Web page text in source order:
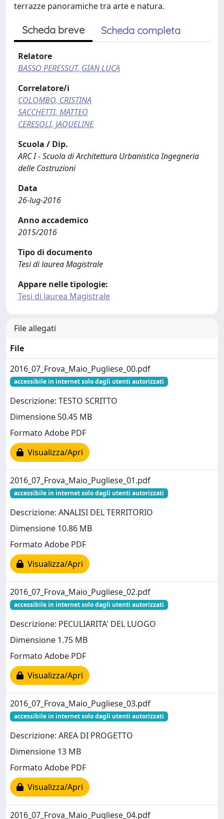
terrazze panoramiche tra arte e natura.
Scheda breve Scheda completa
Relatore
BASSO PERESSUT, GIAN LUCA
Correlatore/i
COLOMBO, CRISTINA
SACCHETTI, MATTEO
CERESOLI, JAQUELINE
Scuola / Dip.
ARC I - Scuola di Architettura Urbanistica Ingegneria
delle Costruzioni
Data
26-lug-2016
Anno accademico
2015/2016
Tipo di documento
Tesi di laurea Magistrale
Appare nelle tipologie:
Tesi di laurea Magistrale
File allegati
File
2016_07_Frova_Maio_Pugliese_00.pdf
accessibile in internet solo dagli utenti autorizzati
Descrizione: TESTO SCRITTO
Dimensione 50.45 MB
Formato Adobe PDF
Visualizza/Apri
2016_07_Frova_Maio_Pugliese_01.pdf
accessibile in internet solo dagli utenti autorizzati
Descrizione: ANALISI DEL TERRITORIO
Dimensione 10.86 MB
Formato Adobe PDF
Visualizza/Apri
2016_07_Frova_Maio_Pugliese_02.pdf
accessibile in internet solo dagli utenti autorizzati
Descrizione: PECULIARITA' DEL LUOGO
Dimensione 1.75 MB
Formato Adobe PDF
Visualizza/Apri
2016_07_Frova_Maio_Pugliese_03.pdf
accessibile in internet solo dagli utenti autorizzati
Descrizione: AREA DI PROGETTO
Dimensione 13 MB
Formato Adobe PDF
Visualizza/Apri
2016_07_Frova_Maio_Pugliese_04.pdf